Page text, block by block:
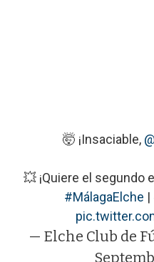
🤯 ¡Insaciable,
💥 ¡Quiere el segundo
#MálagaElche |
— Elche Club de